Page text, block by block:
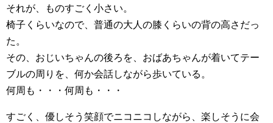
それが、ものすごく小さい。
椅子くらいなので、普通の大人の膝くらいの背の高さだっ
た。
その、おじいちゃんの後ろを、おばあちゃんが着いてテー
ブルの周りを、何か会話しながら歩いている。
何周も・・・何周も・・・
すごく、優しそう笑顔でニコニコしながら、楽しそうに会